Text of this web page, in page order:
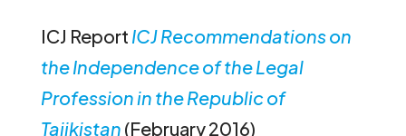
ICJ Report ICJ Recommendations on
the Independence of the Legal
Profession in the Republic of
Tajikistan (February 2016)